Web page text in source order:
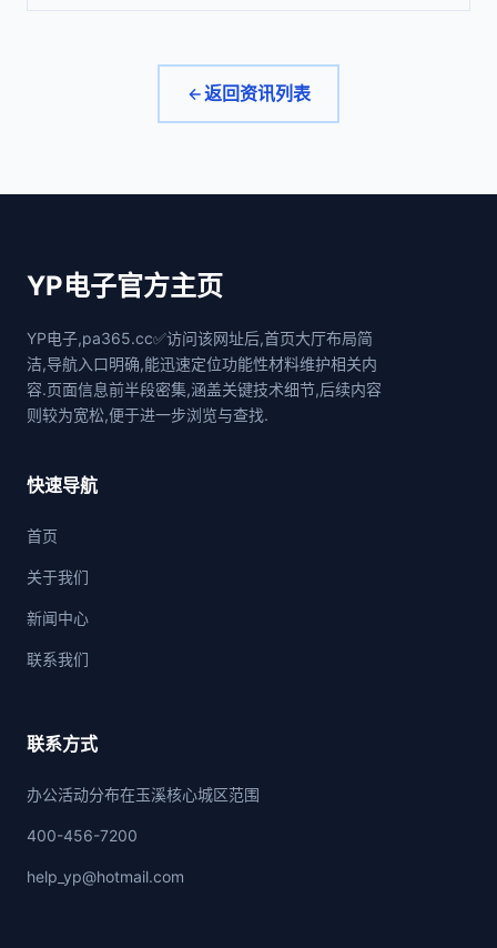
返回资讯列表
YP电子官方主页
YP电子,pa365.cc✅访问该网址后,首页大厅布局简
洁,导航入口明确,能迅速定位功能性材料维护相关内
容.页面信息前半段密集,涵盖关键技术细节,后续内容
则较为宽松,便于进一步浏览与查找.
快速导航
首页
关于我们
新闻中心
联系我们
联系方式
办公活动分布在玉溪核心城区范围
400-456-7200
help_yp@hotmail.com